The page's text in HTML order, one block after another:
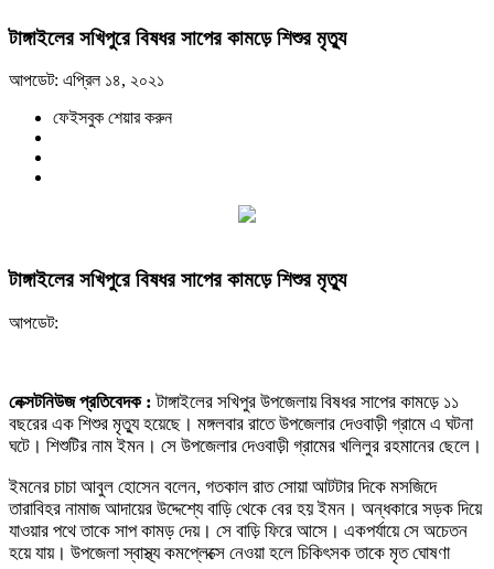
টাঙ্গাইলের সখিপুরে বিষধর সাপের কামড়ে শিশুর মৃত্যু
আপডেট: এপ্রিল ১৪, ২০২১
ফেইসবুক শেয়ার করুন
টাঙ্গাইলের সখিপুরে বিষধর সাপের কামড়ে শিশুর মৃত্যু
আপডেট:
নেক্সটনিউজ প্রতিবেদক : টাঙ্গাইলের সখিপুর উপজেলায় বিষধর সাপের কামড়ে ১১
বছরের এক শিশুর মৃত্যু হয়েছে। মঙ্গলবার রাতে উপজেলার দেওবাড়ী গ্রামে এ ঘটনা
ঘটে। শিশুটির নাম ইমন। সে উপজেলার দেওবাড়ী গ্রামের খলিলুর রহমানের ছেলে।
ইমনের চাচা আবুল হোসেন বলেন, গতকাল রাত সোয়া আটটার দিকে মসজিদে
তারাবিহর নামাজ আদায়ের উদ্দেশ্যে বাড়ি থেকে বের হয় ইমন। অন্ধকারে সড়ক দিয়ে
যাওয়ার পথে তাকে সাপ কামড় দেয়। সে বাড়ি ফিরে আসে। একপর্যায়ে সে অচেতন
হয়ে যায়। উপজেলা স্বাস্থ্য কমপ্লেক্সে নেওয়া হলে চিকিৎসক তাকে মৃত ঘোষণা